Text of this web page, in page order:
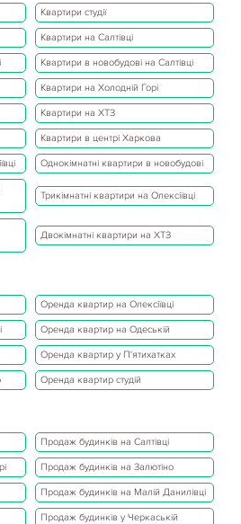
Квартири студії
Квартири на Салтівці
Квартири в новобудові на Салтівці
Квартири на Холодній Горі
Квартири на ХТЗ
Квартири в центрі Харкова
Однокімнатні квартири в новобудові
Трикімнатні квартири на Олексіївці
Двокімнатні квартири на ХТЗ
Оренда квартир на Олексіївці
Оренда квартир на Одеській
Оренда квартир у П'ятихатках
Оренда квартир студій
Продаж будинків на Салтівці
Продаж будинків на Залютіно
Продаж будинків на Малій Данилівці
Продаж будинків у Черкаській